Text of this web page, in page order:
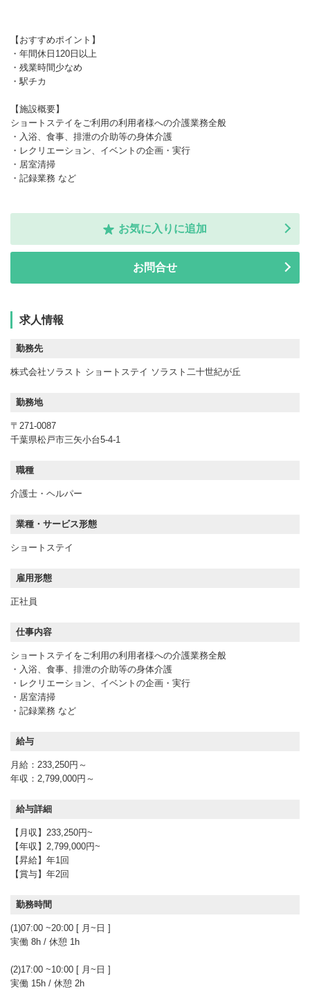
【おすすめポイント】
・年間休日120日以上
・残業時間少なめ
・駅チカ
【施設概要】
ショートステイをご利用の利用者様への介護業務全般
・入浴、食事、排泄の介助等の身体介護
・レクリエーション、イベントの企画・実行
・居室清掃
・記録業務 など
お気に入りに追加
お問合せ
求人情報
勤務先
株式会社ソラスト ショートステイ ソラスト二十世紀が丘
勤務地
〒271-0087
千葉県松戸市三矢小台5-4-1
職種
介護士・ヘルパー
業種・サービス形態
ショートステイ
雇用形態
正社員
仕事内容
ショートステイをご利用の利用者様への介護業務全般
・入浴、食事、排泄の介助等の身体介護
・レクリエーション、イベントの企画・実行
・居室清掃
・記録業務 など
給与
月給：233,250円～
年収：2,799,000円～
給与詳細
【月収】233,250円~
【年収】2,799,000円~
【昇給】年1回
【賞与】年2回
勤務時間
(1)07:00 ~20:00 [ 月~日 ]
実働 8h / 休憩 1h
(2)17:00 ~10:00 [ 月~日 ]
実働 15h / 休憩 2h